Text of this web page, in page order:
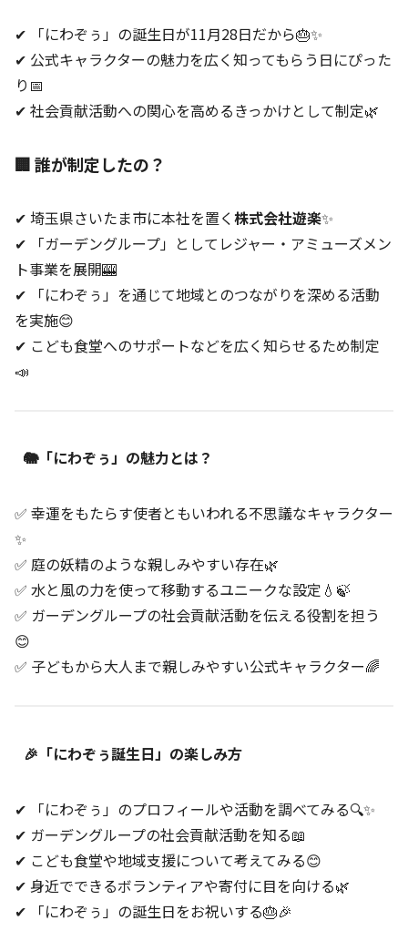
✔ 「にわぞぅ」の誕生日が11月28日だから🎂✨
✔ 公式キャラクターの魅力を広く知ってもらう日にぴった
り📅
✔ 社会貢献活動への関心を高めるきっかけとして制定🌿
🏢 誰が制定したの？
✔ 埼玉県さいたま市に本社を置く 株式会社遊楽✨
✔ 「ガーデングループ」としてレジャー・アミューズメン
ト事業を展開🎰
✔ 「にわぞぅ」を通じて地域とのつながりを深める活動
を実施😊
✔ こども食堂へのサポートなどを広く知らせるため制定
📣
🐘「にわぞぅ」の魅力とは？
✅ 幸運をもたらす使者ともいわれる不思議なキャラクター
✨
✅ 庭の妖精のような親しみやすい存在🌿
✅ 水と風の力を使って移動するユニークな設定💧🍃
✅ ガーデングループの社会貢献活動を伝える役割を担う
😊
✅ 子どもから大人まで親しみやすい公式キャラクター🌈
🎉「にわぞぅ誕生日」の楽しみ方
✔ 「にわぞぅ」のプロフィールや活動を調べてみる🔍✨
✔ ガーデングループの社会貢献活動を知る📖
✔ こども食堂や地域支援について考えてみる😊
✔ 身近でできるボランティアや寄付に目を向ける🌿
✔ 「にわぞぅ」の誕生日をお祝いする🎂🎉